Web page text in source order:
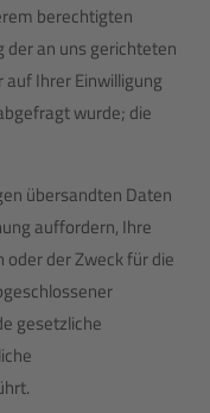
berechtigten
an uns gerichteten
auf Ihrer Einwilligung
wurde; die
übersandten Daten
auffordern, Ihre
der Zweck für die
gesetzliche